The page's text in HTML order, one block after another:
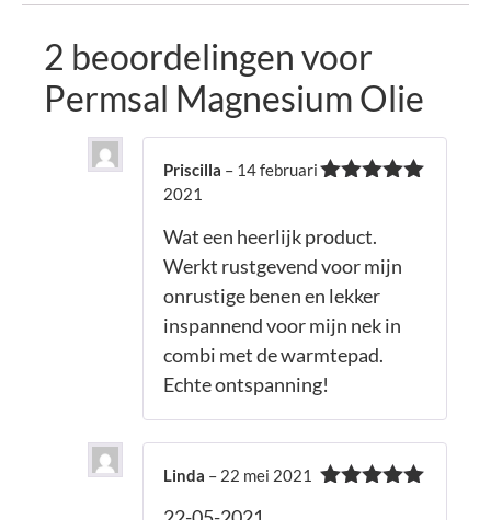
2 beoordelingen voor
Permsal Magnesium Olie
Priscilla – 14 februari
2021
Wat een heerlijk product.
Werkt rustgevend voor mijn
onrustige benen en lekker
inspannend voor mijn nek in
combi met de warmtepad.
Echte ontspanning!
Linda – 22 mei 2021